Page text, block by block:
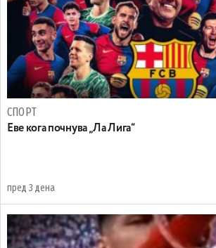
СПОРТ
Еве кога почнува „Ла Лига“
пред 3 дена